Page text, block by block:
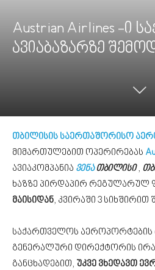
Austrian Airlines -ი
ავიაბაზარზე
თბილისის საერთაშორისო
მიმართულებით ოპერირებას
ავიაკომპანია ვენათბილისი,
ხაზზე პირდაპირ რეგულარულ
მაისიდან, კვირაში 3 სიხშირით
საქართველოს აეროპორტების
გენერალური დირექტორის
განცხადებით, უკვე ვხედავთ